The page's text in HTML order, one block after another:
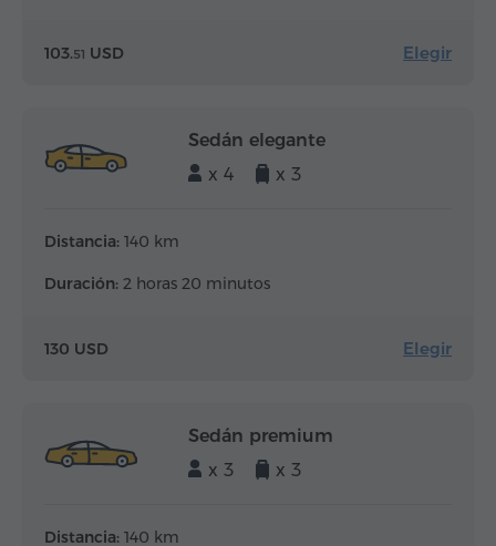
103.51 USD Elegir
Sedán elegante
x 4
x 3
Distancia: 140 km
Duración: 2 horas 20 minutos
130 USD Elegir
Sedán premium
x 3
x 3
Distancia: 140 km